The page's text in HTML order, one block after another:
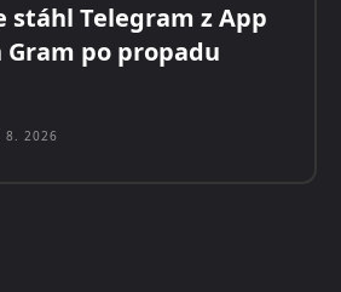
stáhl Telegram z App
po propadu
8. 2026